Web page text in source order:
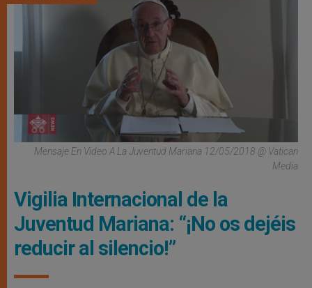
Mensaje En Video A La Juventud Mariana 12/05/2018 @ Vatican
Media
Vigilia Internacional de la
Juventud Mariana: “¡No os dejéis
reducir al silencio!”